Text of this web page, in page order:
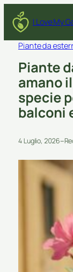
I Love My
Piante da
Piante
amano
specie
balconi
4 Luglio, 2026–